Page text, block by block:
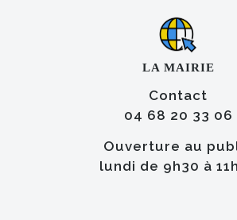
LA MAIRIE
Contact
04 68 20 33 06
Ouverture au
lundi de 9h30 à